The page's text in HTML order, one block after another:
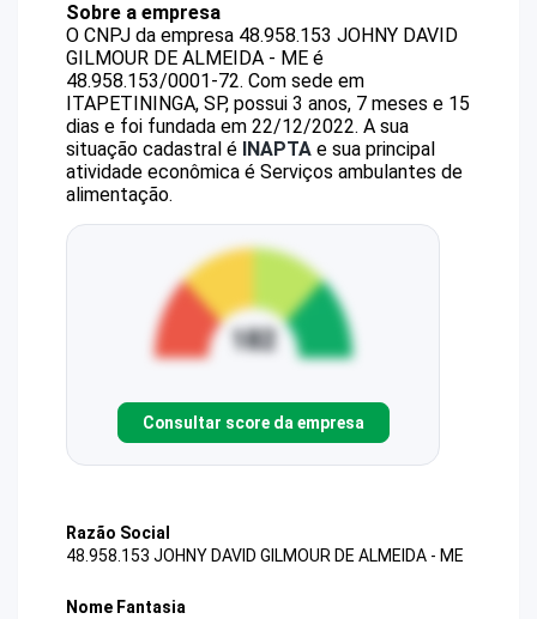
Sobre a empresa
O CNPJ da empresa 48.958.153 JOHNY DAVID
GILMOUR DE ALMEIDA - ME é
48.958.153/0001-72. Com sede em
ITAPETININGA, SP, possui 3 anos, 7 meses e 15
dias e foi fundada em 22/12/2022. A sua
situação cadastral é INAPTA e sua principal
atividade econômica é Serviços ambulantes de
alimentação.
Consultar score da empresa
Razão Social
48.958.153 JOHNY DAVID GILMOUR DE ALMEIDA - ME
Nome Fantasia